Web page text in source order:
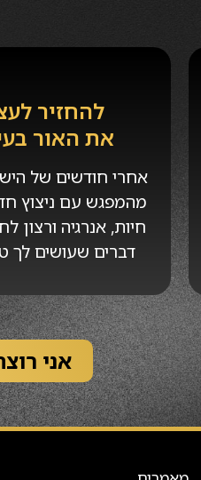
2
להחזיר
את האור
אחרי חודשים של
מהמפגש עם ניצוץ
חיות, אנרגיה ורצון
דברים שעושים לך
אני